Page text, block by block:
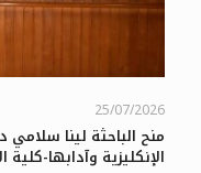
25/07/2026
منح الباحثة لينا
الإنكليزية وآدابها-كلية